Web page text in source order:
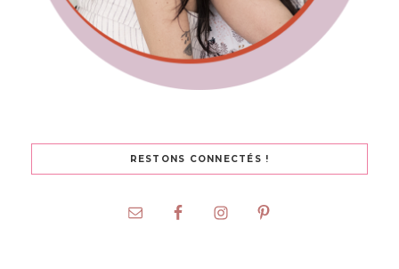
RESTONS CONNECTÉS !